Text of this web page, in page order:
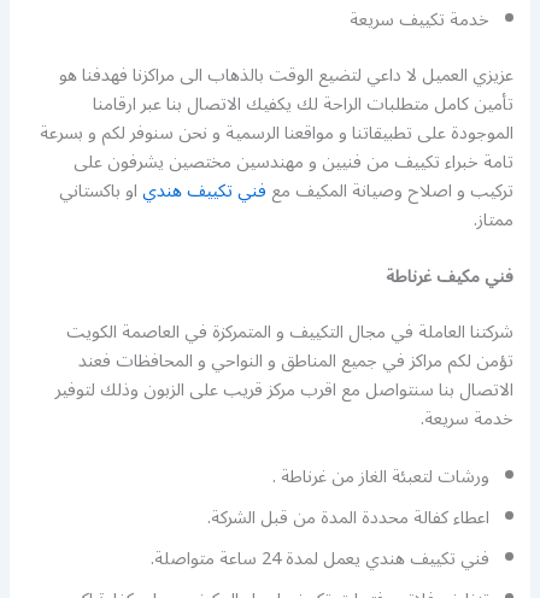
خدمة تكييف سريعة
عزيزي العميل لا داعي لتضيع الوقت بالذهاب الى مراكزنا فهدفنا هو
تأمين كامل متطلبات الراحة لك يكفيك الاتصال بنا عبر ارقامنا
الموجودة على تطبيقاتنا و مواقعنا الرسمية و نحن سنوفر لكم و بسرعة
تامة خبراء تكييف من فنيين و مهندسين مختصين يشرفون على
تركيب و اصلاح وصيانة المكيف معفني تكييف هندياو باكستاني
ممتاز.
فني مكيف غرناطة
شركتنا العاملة في مجال التكييف و المتمركزة في العاصمة الكويت
تؤمن لكم مراكز في جميع المناطق و النواحي و المحافظات فعند
الاتصال بنا سنتواصل مع اقرب مركز قريب على الزبون وذلك لتوفير
خدمة سريعة.
ورشات لتعبئة الغاز من غرناطة .
اعطاء كفالة محددة المدة من قبل الشركة.
فني تكييف هندي يعمل لمدة 24 ساعة متواصلة.